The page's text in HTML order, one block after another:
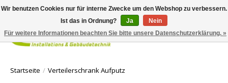
Ihr
Startseite / Verteilerschrank Aufputz
Wir benutzen Cookies nur für interne Zwecke um den Webshop zu verbessern.
Ist das in Ordnung?
Ja
Nein
Für weitere Informationen beachten Sie bitte unsere Datenschutzerklärung. »